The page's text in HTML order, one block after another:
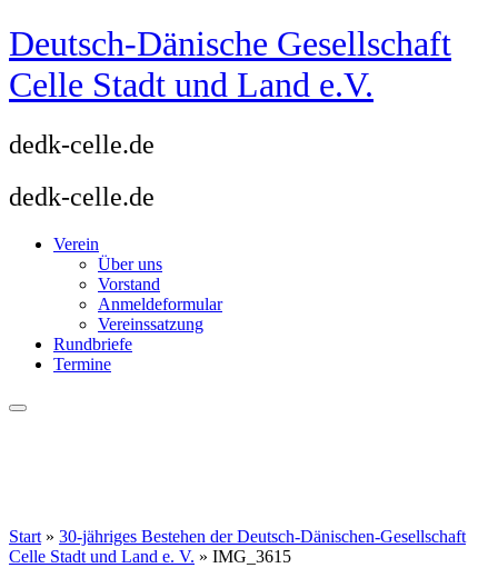
Zum
Inhalt
springen
Deutsch-Dänische Gesellschaft
Celle Stadt und Land e.V.
dedk-celle.de
dedk-celle.de
Verein
Über uns
Vorstand
Anmeldeformular
Vereinssatzung
Rundbriefe
Termine
Start » 30-jähriges Bestehen der Deutsch-Dänischen-Gesellschaft
Celle Stadt und Land e. V. » IMG_3615